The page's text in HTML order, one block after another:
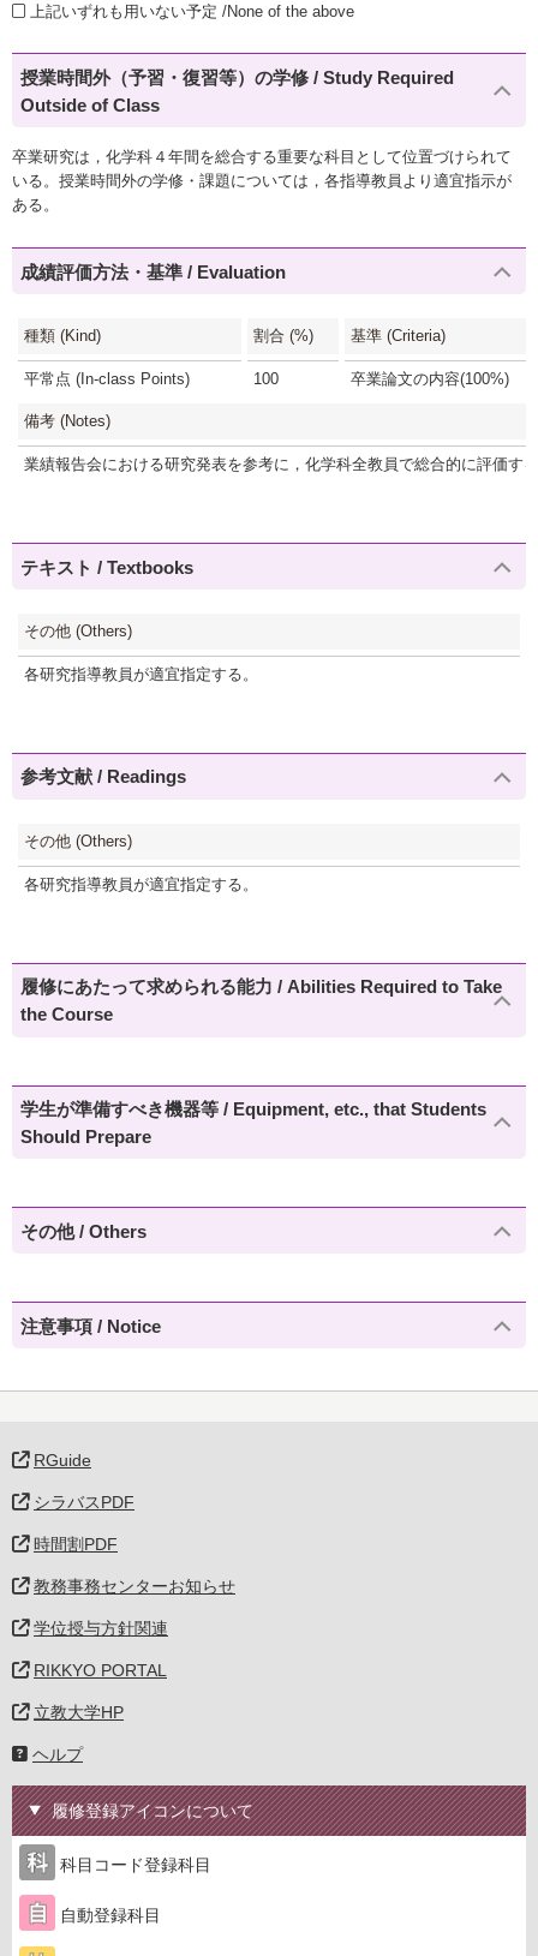
上記いずれも用いない予定 /None of the above
授業時間外（予習・復習等）の学修 / Study Required
Outside of Class
卒業研究は，化学科４年間を総合する重要な科目として位置づけられて
いる。授業時間外の学修・課題については，各指導教員より適宜指示が
ある。
成績評価方法・基準 / Evaluation
種類 (Kind) 割合 (%) 基準 (Criteria)
平常点 (In-class Points) 100 卒業論文の内容(100%)
備考 (Notes)
業績報告会における研究発表を参考に，化学科全教員で総合的に評価す
テキスト / Textbooks
その他 (Others)
各研究指導教員が適宜指定する。
参考文献 / Readings
その他 (Others)
各研究指導教員が適宜指定する。
履修にあたって求められる能力 / Abilities Required to Take
the Course
学生が準備すべき機器等 / Equipment, etc., that Students
Should Prepare
その他 / Others
注意事項 / Notice
RGuide
シラバスPDF
時間割PDF
教務事務センターお知らせ
学位授与方針関連
RIKKYO PORTAL
立教大学HP
ヘルプ
履修登録アイコンについて
科目コード登録科目
自動登録科目